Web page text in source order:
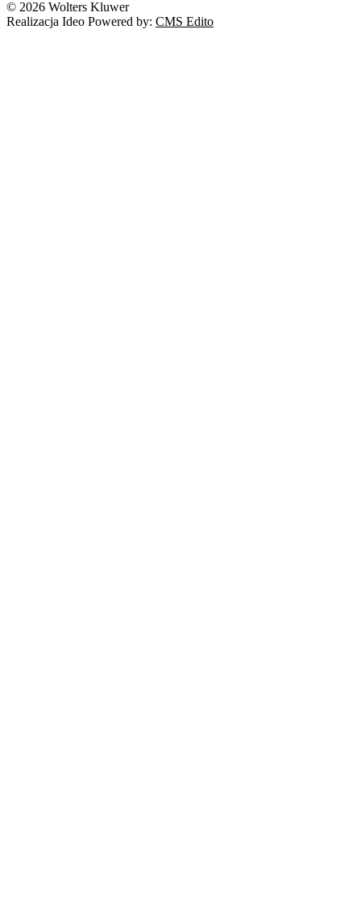
Prawo autorskie
© 2026 Wolters Kluwer
Realizacja Ideo Powered by: CMS Edito